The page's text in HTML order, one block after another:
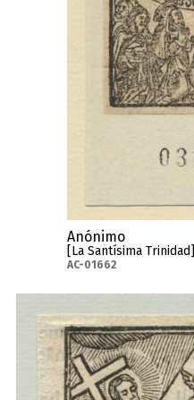
Anónimo
[La Santísima Trinidad]
AC-01662